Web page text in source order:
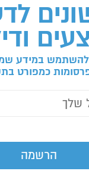
במידע
כמפורט